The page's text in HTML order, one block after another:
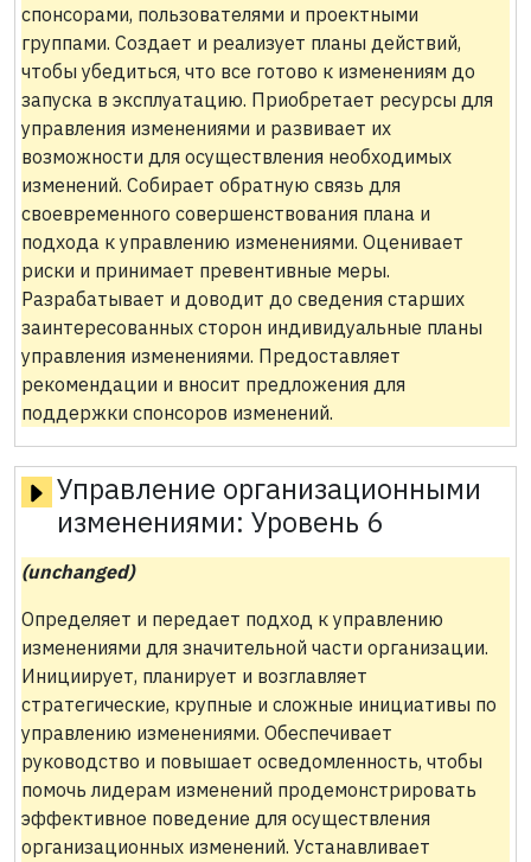
спонсорами, пользователями и проектными
группами. Создает и реализует планы действий,
чтобы убедиться, что все готово к изменениям до
запуска в эксплуатацию. Приобретает ресурсы для
управления изменениями и развивает их
возможности для осуществления необходимых
изменений. Собирает обратную связь для
своевременного совершенствования плана и
подхода к управлению изменениями. Оценивает
риски и принимает превентивные меры.
Разрабатывает и доводит до сведения старших
заинтересованных сторон индивидуальные планы
управления изменениями. Предоставляет
рекомендации и вносит предложения для
поддержки спонсоров изменений.
Управление организационными
изменениями: Уровень 6
(unchanged)
Определяет и передает подход к управлению
изменениями для значительной части организации.
Инициирует, планирует и возглавляет
стратегические, крупные и сложные инициативы по
управлению изменениями. Обеспечивает
руководство и повышает осведомленность, чтобы
помочь лидерам изменений продемонстрировать
эффективное поведение для осуществления
организационных изменений. Устанавливает